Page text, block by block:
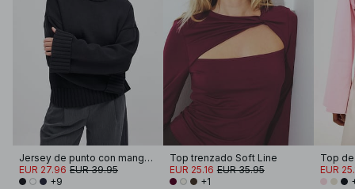
Jersey de punto con manga doblada
EUR 27.96 EUR 39.95
+9
Top trenzado Soft Line
EUR 25.16 EUR 35.95
+1
EUR